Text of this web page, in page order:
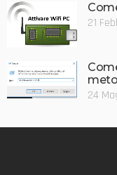
21
24